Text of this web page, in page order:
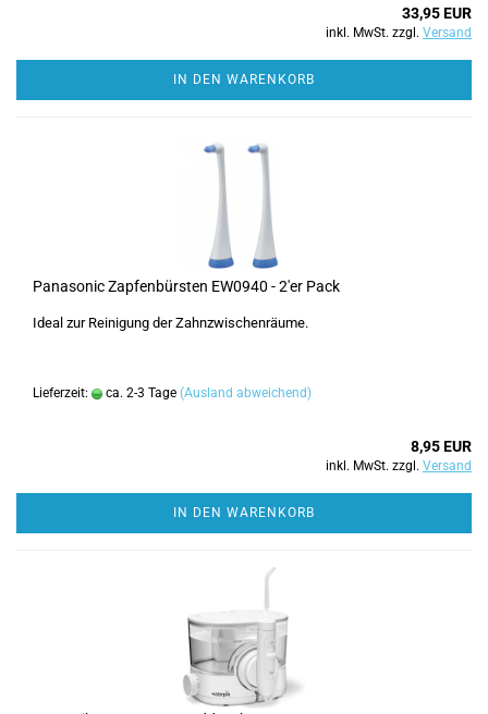
33,95 EUR
inkl. MwSt. zzgl. Versand
IN DEN WARENKORB
Panasonic Zapfenbürsten EW0940 - 2'er Pack
Ideal zur Reinigung der Zahnzwischenräume.
Lieferzeit: ca. 2-3 Tage (Ausland abweichend)
8,95 EUR
inkl. MwSt. zzgl. Versand
IN DEN WARENKORB